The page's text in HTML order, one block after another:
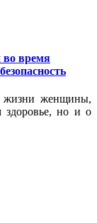
во время
жизни женщины,
здоровье, но и о